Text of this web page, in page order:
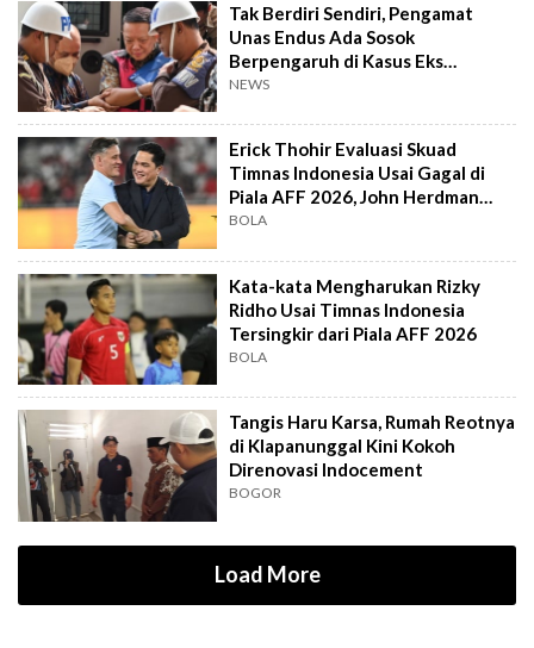
Tak Berdiri Sendiri, Pengamat
Unas Endus Ada Sosok
Berpengaruh di Kasus Eks
Jampidsus
NEWS
Erick Thohir Evaluasi Skuad
Timnas Indonesia Usai Gagal di
Piala AFF 2026, John Herdman
Out?
BOLA
Kata-kata Mengharukan Rizky
Ridho Usai Timnas Indonesia
Tersingkir dari Piala AFF 2026
BOLA
Tangis Haru Karsa, Rumah Reotnya
di Klapanunggal Kini Kokoh
Direnovasi Indocement
BOGOR
Load More